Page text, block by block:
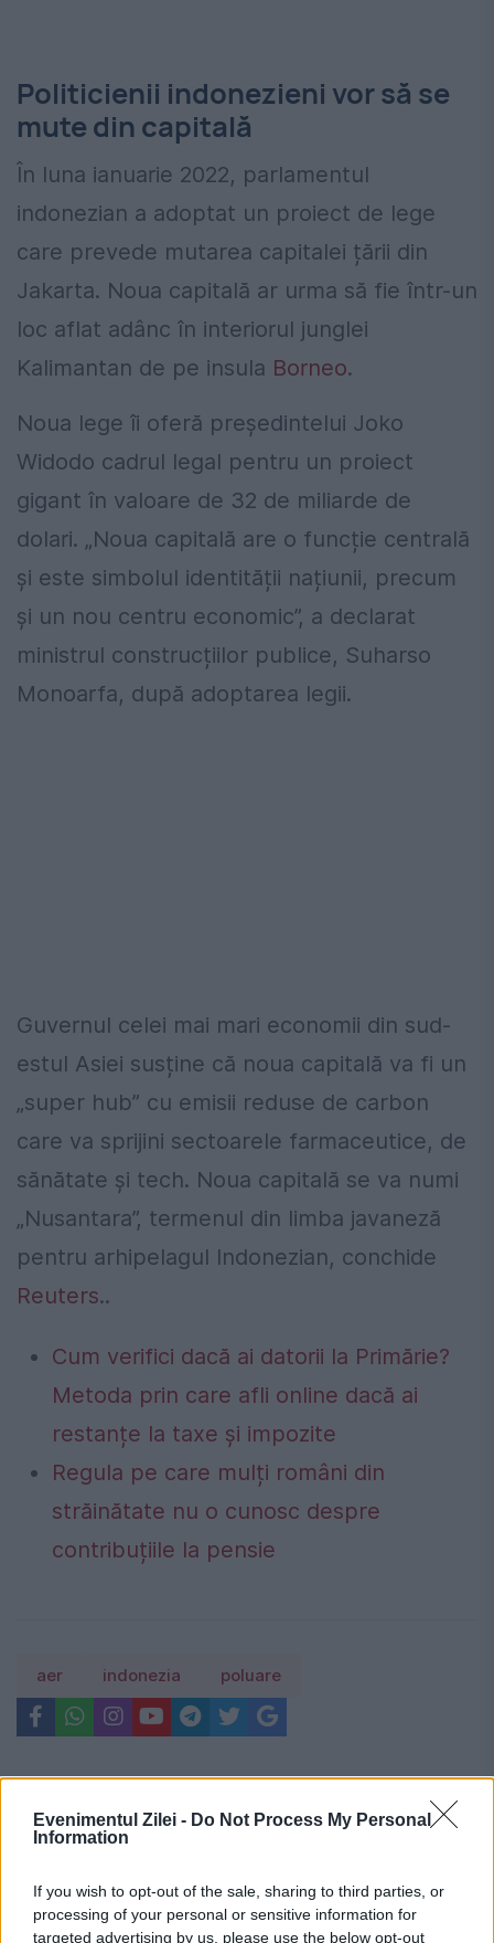
Evenimentul Zilei - Do Not Process My Personal
Information
If you wish to opt-out of the sale, sharing to third parties, or
processing of your personal or sensitive information for
targeted advertising by us, please use the below opt-out
Politicienii indonezieni vor să se
mute din capitală
În luna ianuarie 2022, parlamentul
indonezian a adoptat un proiect de lege
care prevede mutarea capitalei țării din
Jakarta. Noua capitală ar urma să fie într-un
loc aflat adânc în interiorul junglei
Kalimantan de pe insula Borneo.
Noua lege îi oferă președintelui Joko
Widodo cadrul legal pentru un proiect
gigant în valoare de 32 de miliarde de
dolari. „Noua capitală are o funcție centrală
și este simbolul identității națiunii, precum
și un nou centru economic”, a declarat
ministrul construcțiilor publice, Suharso
Monoarfa, după adoptarea legii.
Guvernul celei mai mari economii din sud-
estul Asiei susține că noua capitală va fi un
„super hub” cu emisii reduse de carbon
care va sprijini sectoarele farmaceutice, de
sănătate și tech. Noua capitală se va numi
„Nusantara”, termenul din limba javaneză
pentru arhipelagul Indonezian, conchide
Reuters..
Cum verifici dacă ai datorii la Primărie?
Metoda prin care afli online dacă ai
restanțe la taxe și impozite
Regula pe care mulți români din
străinătate nu o cunosc despre
contribuțiile la pensie
aer indonezia poluare